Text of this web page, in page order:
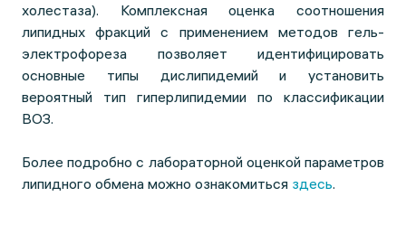
холестаза). Комплексная оценка соотношения
липидных фракций с применением методов гель-
электрофореза позволяет идентифицировать
основные типы дислипидемий и установить
вероятный тип гиперлипидемии по классификации
ВОЗ.
Более подробно с лабораторной оценкой параметров
липидного обмена можно ознакомиться здесь.